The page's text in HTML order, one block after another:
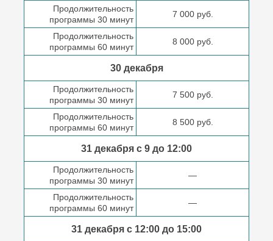
Продолжительность
программы 30 минут
7 000 руб.
Продолжительность
программы 60 минут
8 000 руб.
30 декабря
Продолжительность
программы 30 минут
7 500 руб.
Продолжительность
программы 60 минут
8 500 руб.
31 декабря с 9 до 12:00
Продолжительность
программы 30 минут
—
Продолжительность
программы 60 минут
—
31 декабря с 12:00 до 15:00